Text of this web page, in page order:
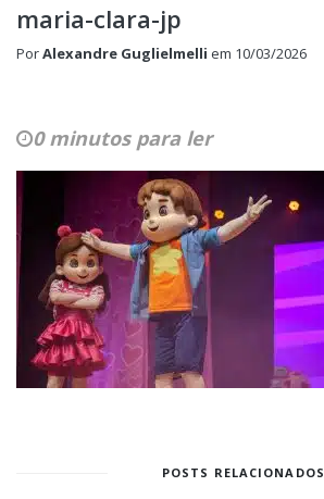
maria-clara-jp
PorAlexandre Guglielmelli em 10/03/2026
0 minutos para ler
POSTS RELACIONADOS